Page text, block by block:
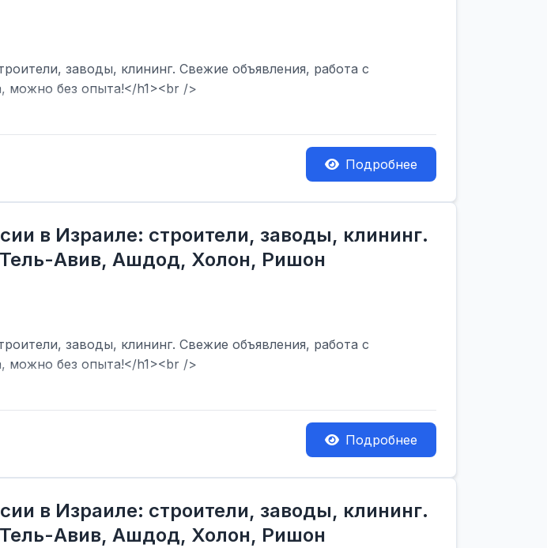
заводы, клининг. Свежие объявления, работа с
можно без опыта!</h1><br />
Подробнее
в Израиле: строители, заводы, клининг.
Тель-Авив, Ашдод, Холон, Ришон
заводы, клининг. Свежие объявления, работа с
можно без опыта!</h1><br />
Подробнее
в Израиле: строители, заводы, клининг.
Тель-Авив, Ашдод, Холон, Ришон